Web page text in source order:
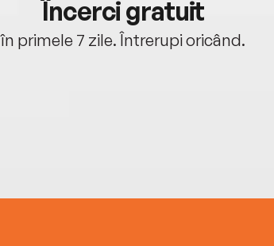
Încerci gratuit
în primele 7 zile. Întrerupi oricând.